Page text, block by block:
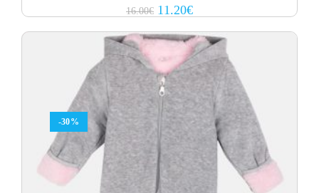
16.00€ Original
price
16.00€.
11.20€Current
price
11.20€.
-30%